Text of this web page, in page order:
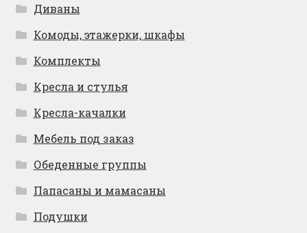
Диваны
Комоды, этажерки, шкафы
Комплекты
Кресла и стулья
Кресла-качалки
Мебель под заказ
Обеденные группы
Папасаны и мамасаны
Подушки